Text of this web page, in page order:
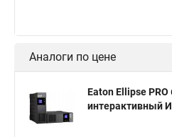
Аналоги по цене
Eaton Ellipse
интерактивный